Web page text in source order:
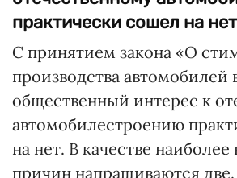
практически сошел на
С принятием закона «О
производства автомобилей
общественный интерес к
автомобилестроению
на нет. В качестве
причин напрашиваются